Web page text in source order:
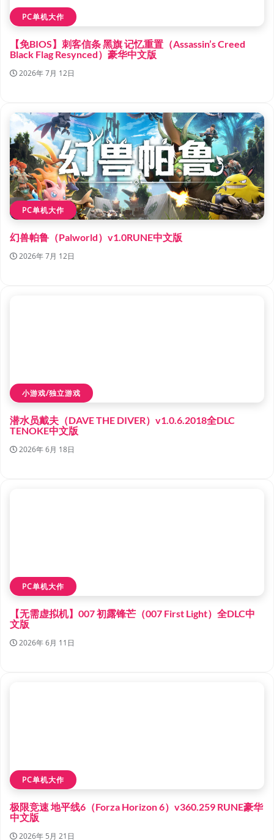
PC单机大作
【免BIOS】刺客信条 黑旗 记忆重置（Assassin’s Creed
Black Flag Resynced）豪华中文版
2026年 7月 12日
PC单机大作
幻兽帕鲁（Palworld）v1.0RUNE中文版
2026年 7月 12日
小游戏/独立游戏
潜水员戴夫（DAVE THE DIVER）v1.0.6.2018全DLC
TENOKE中文版
2026年 6月 18日
PC单机大作
【无需虚拟机】007 初露锋芒（007 First Light）全DLC中
文版
2026年 6月 11日
PC单机大作
极限竞速 地平线6（Forza Horizon 6）v360.259 RUNE豪华
中文版
2026年 5月 21日